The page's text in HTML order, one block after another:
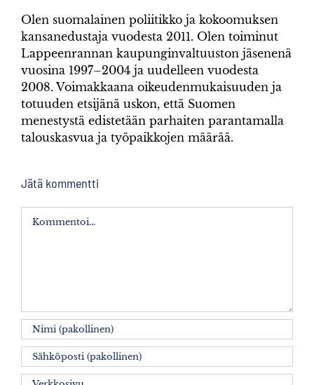
Olen suomalainen poliitikko ja kokoomuksen
kansanedustaja vuodesta 2011. Olen toiminut
Lappeenrannan kaupunginvaltuuston jäsenenä
vuosina 1997–2004 ja uudelleen vuodesta
2008. Voimakkaana oikeudenmukaisuuden ja
totuuden etsijänä uskon, että Suomen
menestystä edistetään parhaiten parantamalla
talouskasvua ja työpaikkojen määrää.
Jätä kommentti
Kommentti